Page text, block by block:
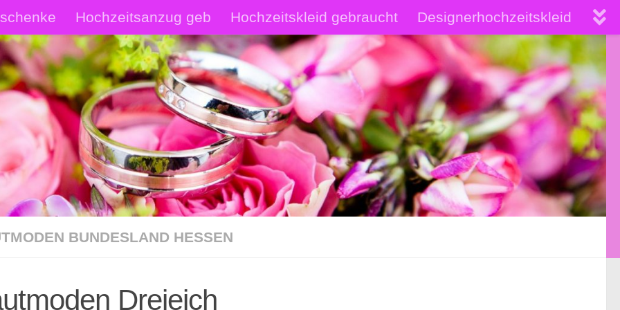
Hochzeitsanzug geb Hochzeitskleid gebraucht Designerhochzeitskleid
Shop Hochzeitsanzüge Shop hochwertige Brautkleider
BUNDESLAND HESSEN
Dreieich